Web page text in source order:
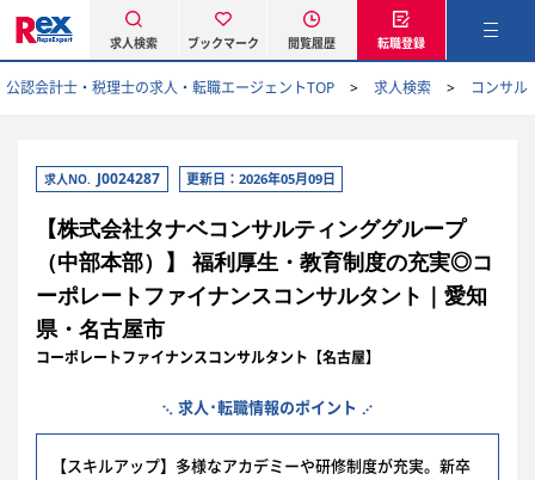
求人検索 ブックマーク 閲覧履歴 転職登録
公認会計士・税理士の求人・転職エージェントTOP 求人検索 コンサル
求人NO. J0024287 更新日：2026年05月09日
【株式会社タナベコンサルティンググループ
（中部本部）】 福利厚生・教育制度の充実◎コ
ーポレートファイナンスコンサルタント｜愛知
県・名古屋市
コーポレートファイナンスコンサルタント【名古屋】
求人･転職情報のポイント
【スキルアップ】多様なアカデミーや研修制度が充実。新卒